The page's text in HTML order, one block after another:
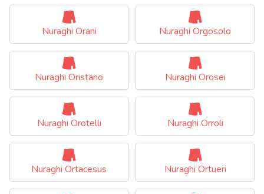
Nuraghi Orani Nuraghi Orgosolo
Nuraghi Oristano Nuraghi Orosei
Nuraghi Orotelli Nuraghi Orroli
Nuraghi Ortacesus Nuraghi Ortueri